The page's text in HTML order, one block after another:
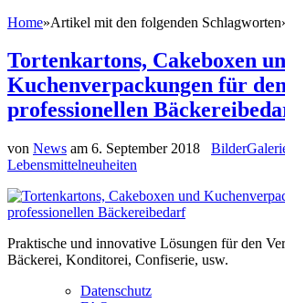
Home»Artikel mit den folgenden Schlagworten
Tortenkartons, Cakeboxen
Kuchenverpackungen für
professionellen
von News am 6. September 2018
Lebensmittelneuheiten
Praktische und innovative Lösungen für den
Bäckerei, Konditorei, Confiserie, usw.
Datenschutz